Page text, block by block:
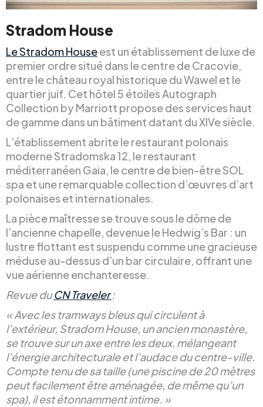
Stradom House
Le Stradom Houseest un établissement de luxe de
premier ordre situé dans le centre de Cracovie,
entre le château royal historique du Wawel et le
quartier juif. Cet hôtel 5 étoiles Autograph
Collection by Marriott propose des services haut
de gamme dans un bâtiment datant du XIVe siècle.
L’établissement abrite le restaurant polonais
moderne Stradomska 12, le restaurant
méditerranéen Gaia, le centre de bien-être SOL
spa et une remarquable collection d’œuvres d’art
polonaises et internationales.
La pièce maîtresse se trouve sous le dôme de
l’ancienne chapelle, devenue le Hedwig’s Bar : un
lustre flottant est suspendu comme une gracieuse
méduse au-dessus d’un bar circulaire, offrant une
vue aérienne enchanteresse.
Revue duCN Traveler:
« Avec les tramways bleus qui circulent à
l’extérieur, Stradom House, un ancien monastère,
se trouve sur un axe entre les deux, mélangeant
l’énergie architecturale et l’audace du centre-ville.
Compte tenu de sa taille (une piscine de 20 mètres
peut facilement être aménagée, de même qu’un
spa), il est étonnamment intime. »